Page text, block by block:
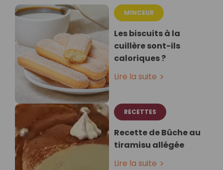
MINCEUR
Les biscuits à la
cuillère sont-ils
caloriques ?
Lire la suite
RECETTES
Recette de Bûche au
tiramisu allégée
Lire la suite